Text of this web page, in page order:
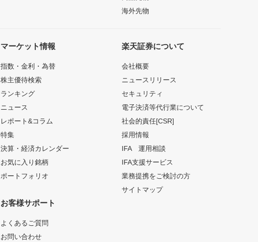
海外先物
マーケット情報
指数・金利・為替
株主優待検索
ランキング
ニュース
レポート&コラム
特集
決算・経済カレンダー
お気に入り銘柄
ポートフォリオ
お客様サポート
よくあるご質問
お問い合わせ
楽天証券について
会社概要
ニュースリリース
セキュリティ
電子決済等代行業について
社会的責任[CSR]
採用情報
IFA 運用相談
IFA支援サービス
業務提携をご検討の方
サイトマップ